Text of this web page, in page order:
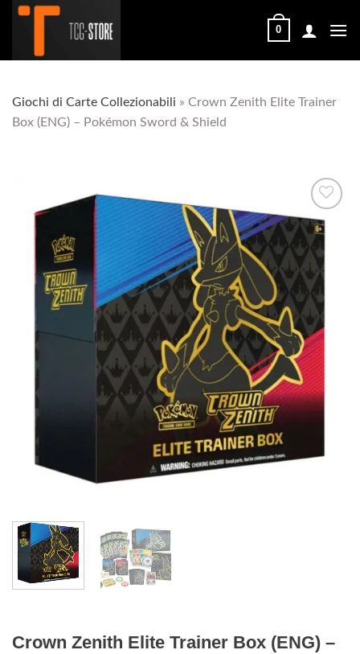
Salta
0
Giochi di Carte Collezionabili » Crown Zenith Elite Trainer
Box (ENG) – Pokémon Sword & Shield
Aggiungi
alla lista
dei
desideri
Crown Zenith Elite Trainer Box (ENG) –